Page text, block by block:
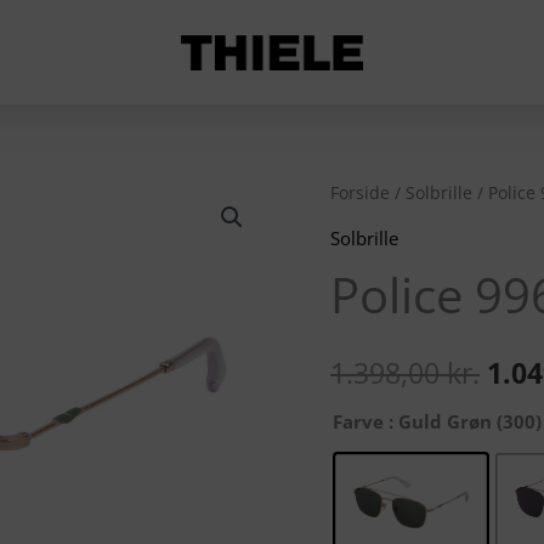
Forside / Solbrille / Police
Solbrille
Police
1.398,00kr.
Den
pris
Farve : Guld Grøn (300)
Police
996